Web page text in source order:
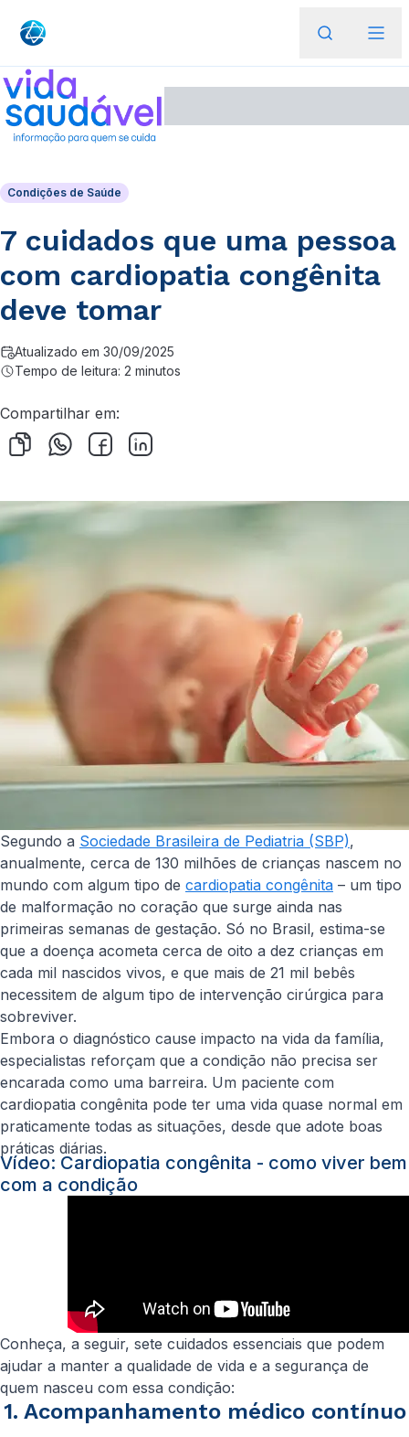
Condições de Saúde
7 cuidados que uma pessoa
com cardiopatia congênita
deve tomar
Atualizado em 30/09/2025
Tempo de leitura: 2 minutos
Compartilhar em:
Segundo a Sociedade Brasileira de Pediatria (SBP),
anualmente, cerca de 130 milhões de crianças nascem no
mundo com algum tipo de cardiopatia congênita – um tipo
de malformação no coração que surge ainda nas
primeiras semanas de gestação. Só no Brasil, estima-se
que a doença acometa cerca de oito a dez crianças em
cada mil nascidos vivos, e que mais de 21 mil bebês
necessitem de algum tipo de intervenção cirúrgica para
sobreviver.
Embora o diagnóstico cause impacto na vida da família,
especialistas reforçam que a condição não precisa ser
encarada como uma barreira. Um paciente com
cardiopatia congênita pode ter uma vida quase normal em
praticamente todas as situações, desde que adote boas
práticas diárias.
Vídeo: Cardiopatia congênita - como viver bem
com a condição
Conheça, a seguir, sete cuidados essenciais que podem
ajudar a manter a qualidade de vida e a segurança de
quem nasceu com essa condição:
1. Acompanhamento médico contínuo